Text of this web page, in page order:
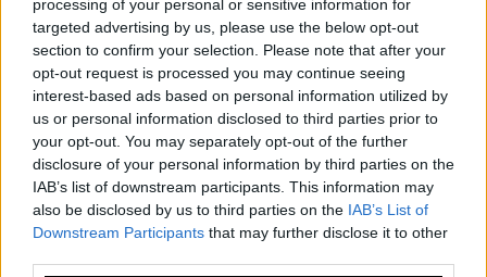
processing of your personal or sensitive information for
targeted advertising by us, please use the below opt-out
section to confirm your selection. Please note that after your
opt-out request is processed you may continue seeing
interest-based ads based on personal information utilized by
us or personal information disclosed to third parties prior to
your opt-out. You may separately opt-out of the further
disclosure of your personal information by third parties on the
IAB’s list of downstream participants. This information may
also be disclosed by us to third parties on the IAB’s List of
Downstream Participants that may further disclose it to other
B
A L
L
I
D O
L
B
Verehrte Person, Vorbild:
I
D O
L
Bruder, mit dem sich Jakob in der Bibel versöhnte:
E
S A
U